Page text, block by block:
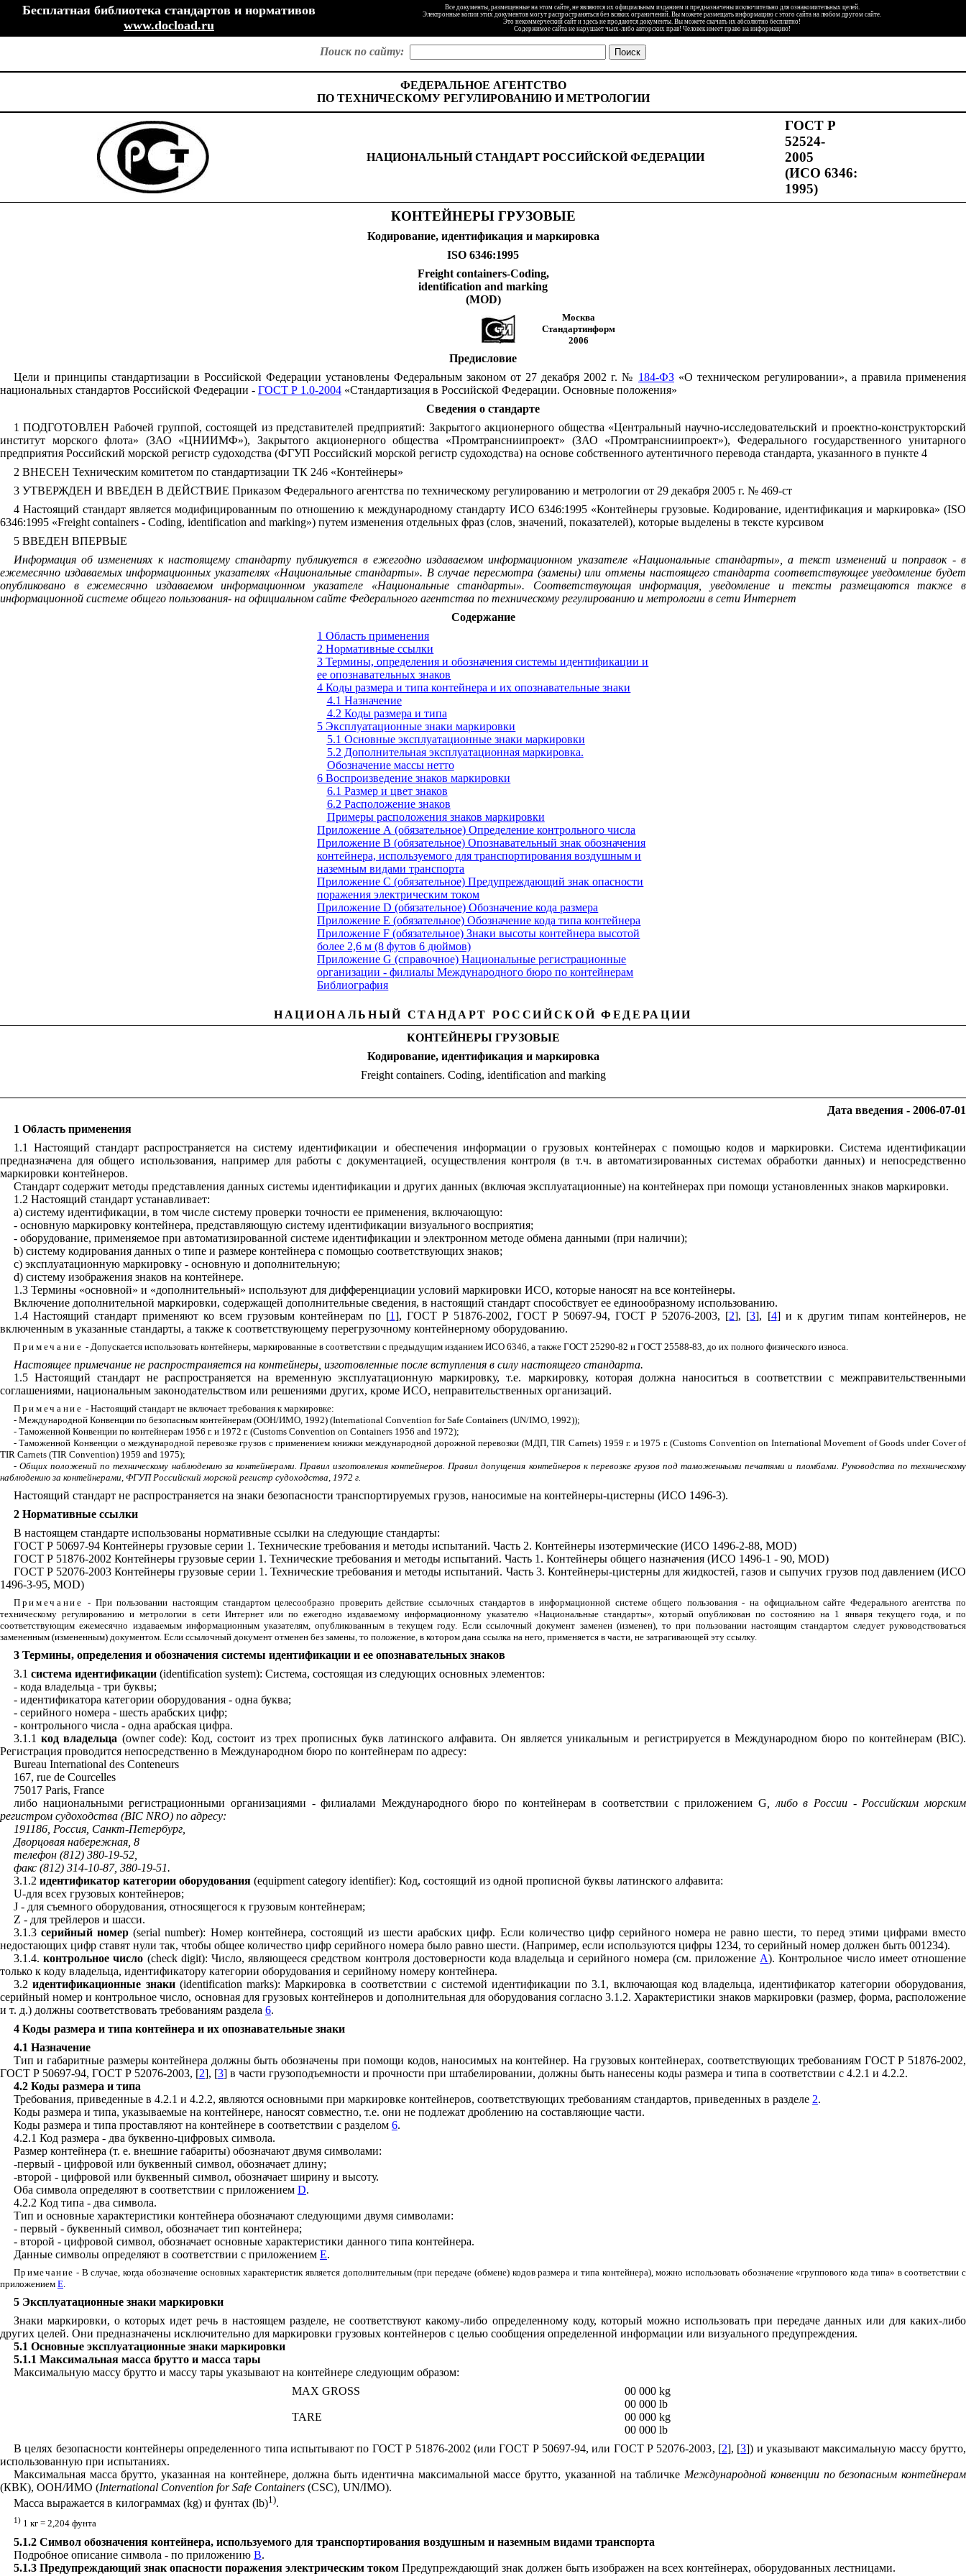
Бесплатная библиотека стандартов и нормативов
www.docload.ru
Все документы, размещенные на этом сайте, не являются их официальным изданием и предназначены исключительно для ознакомительных целей.
Электронные копии этих документов могут распространяться без всяких ограничений. Вы можете размещать информацию с этого сайта на любом другом сайте.
Это некоммерческий сайт и здесь не продаются документы. Вы можете скачать их абсолютно бесплатно!
Содержимое сайта не нарушает чьих-либо авторских прав! Человек имеет право на информацию!
Поиск по сайту:
ФЕДЕРАЛЬНОЕ АГЕНТСТВО
ПО ТЕХНИЧЕСКОМУ РЕГУЛИРОВАНИЮ И МЕТРОЛОГИИ
НАЦИОНАЛЬНЫЙ СТАНДАРТ РОССИЙСКОЙ ФЕДЕРАЦИИ
ГОСТ Р
52524-
2005
(ИСО 6346:
1995)
КОНТЕЙНЕРЫ ГРУЗОВЫЕ
Кодирование, идентификация и маркировка
ISO 6346:1995
Freight containers-Coding,
identification and marking
(MOD)
Москва
Стандартинформ
2006
Предисловие
Цели и принципы стандартизации в Российской Федерации установлены Федеральным законом от 27 декабря 2002 г. № 184-ФЗ«О техническом регулировании», а правила применения
национальных стандартов Российской Федерации - ГОСТ Р 1.0-2004 «Стандартизация в Российской Федерации. Основные положения»
Сведения о стандарте
1 ПОДГОТОВЛЕН Рабочей группой, состоящей из представителей предприятий: Закрытого акционерного общества «Центральный научно-исследовательский и проектно-конструкторский
институт морского флота» (ЗАО «ЦНИИМФ»), Закрытого акционерного общества «Промтрансниипроект» (ЗАО «Промтрансниипроект»), Федерального государственного унитарного
предприятия Российский морской регистр судоходства (ФГУП Российский морской регистр судоходства) на основе собственного аутентичного перевода стандарта, указанного в пункте 4
2 ВНЕСЕН Техническим комитетом по стандартизации ТК 246 «Контейнеры»
3 УТВЕРЖДЕН И ВВЕДЕН В ДЕЙСТВИЕ Приказом Федерального агентства по техническому регулированию и метрологии от 29 декабря 2005 г. № 469-ст
4 Настоящий стандарт является модифицированным по отношению к международному стандарту ИСО 6346:1995 «Контейнеры грузовые. Кодирование, идентификация и маркировка» (ISO
6346:1995 «Freight containers - Coding, identification and marking») путем изменения отдельных фраз (слов, значений, показателей), которые выделены в тексте курсивом
5 ВВЕДЕН ВПЕРВЫЕ
Информация об изменениях к настоящему стандарту публикуется в ежегодно издаваемом информационном указателе «Национальные стандарты», а текст изменений и поправок - в
ежемесячно издаваемых информационных указателях «Национальные стандарты». В случае пересмотра (замены) или отмены настоящего стандарта соответствующее уведомление будет
опубликовано в ежемесячно издаваемом информационном указателе «Национальные стандарты». Соответствующая информация, уведомление и тексты размещаются также в
информационной системе общего пользования- на официальном сайте Федерального агентства по техническому регулированию и метрологии в сети Интернет
Содержание
1 Область применения
2 Нормативные ссылки
3 Термины, определения и обозначения системы идентификации и
ее опознавательных знаков
4 Коды размера и типа контейнера и их опознавательные знаки
4.1 Назначение
4.2 Коды размера и типа
5 Эксплуатационные знаки маркировки
5.1 Основные эксплуатационные знаки маркировки
5.2 Дополнительная эксплуатационная маркировка.
Обозначение массы нетто
6 Воспроизведение знаков маркировки
6.1 Размер и цвет знаков
6.2 Расположение знаков
Примеры расположения знаков маркировки
Приложение А (обязательное) Определение контрольного числа
Приложение В (обязательное) Опознавательный знак обозначения
контейнера, используемого для транспортирования воздушным и
наземным видами транспорта
Приложение С (обязательное) Предупреждающий знак опасности
поражения электрическим током
Приложение D (обязательное) Обозначение кода размера
Приложение Е (обязательное) Обозначение кода типа контейнера
Приложение F (обязательное) Знаки высоты контейнера высотой
более 2,6 м (8 футов 6 дюймов)
Приложение G (справочное) Национальные регистрационные
организации - филиалы Международного бюро по контейнерам
Библиография
НАЦИОНАЛЬНЫЙ СТАНДАРТ РОССИЙСКОЙ ФЕДЕРАЦИИ
КОНТЕЙНЕРЫ ГРУЗОВЫЕ
Кодирование, идентификация и маркировка
Freight containers. Coding, identification and marking
Дата введения - 2006-07-01
1 Область применения
1.1 Настоящий стандарт распространяется на систему идентификации и обеспечения информации о грузовых контейнерах с помощью кодов и маркировки. Система идентификации
предназначена для общего использования, например для работы с документацией, осуществления контроля (в т.ч. в автоматизированных системах обработки данных) и непосредственно
маркировки контейнеров.
Стандарт содержит методы представления данных системы идентификации и других данных (включая эксплуатационные) на контейнерах при помощи установленных знаков маркировки.
1.2 Настоящий стандарт устанавливает:
a) систему идентификации, в том числе систему проверки точности ее применения, включающую:
- основную маркировку контейнера, представляющую систему идентификации визуального восприятия;
- оборудование, применяемое при автоматизированной системе идентификации и электронном методе обмена данными (при наличии);
b) систему кодирования данных о типе и размере контейнера с помощью соответствующих знаков;
c) эксплуатационную маркировку - основную и дополнительную;
d) систему изображения знаков на контейнере.
1.3 Термины «основной» и «дополнительный» используют для дифференциации условий маркировки ИСО, которые наносят на все контейнеры.
Включение дополнительной маркировки, содержащей дополнительные сведения, в настоящий стандарт способствует ее единообразному использованию.
1.4 Настоящий стандарт применяют ко всем грузовым контейнерам по [1], ГОСТ Р 51876-2002, ГОСТ Р 50697-94, ГОСТ Р 52076-2003, [2], [3], [4] и к другим типам контейнеров, не
включенным в указанные стандарты, а также к соответствующему перегрузочному контейнерному оборудованию.
Примечание - Допускается использовать контейнеры, маркированные в соответствии с предыдущим изданием ИСО 6346, а также ГОСТ 25290-82 и ГОСТ 25588-83, до их полного физического износа.
Настоящее примечание не распространяется на контейнеры, изготовленные после вступления в силу настоящего стандарта.
1.5 Настоящий стандарт не распространяется на временную эксплуатационную маркировку, т.е. маркировку, которая должна наноситься в соответствии с межправительственными
соглашениями, национальным законодательством или решениями других, кроме ИСО, неправительственных организаций.
Примечание - Настоящий стандарт не включает требования к маркировке:
- Международной Конвенции по безопасным контейнерам (ООН/ИМО, 1992) (International Convention for Safe Containers(UN/IMO, 1992));
- Таможенной Конвенции по контейнерам 1956 г. и 1972 г. (Customs Convention on Containers 1956 and 1972);
- Таможенной Конвенции о международной перевозке грузов с применением книжки международной дорожной перевозки (МДП,TIR Carnets) 1959 г. и 1975 г. (Customs Convention on International Movement of Goods under Cover of
TIR Carnets (TIR Convention) 1959 and 1975);
- Общих положений по техническому наблюдению за контейнерами. Правил изготовления контейнеров. Правил допущения контейнеров к перевозке грузов под таможенными печатями и пломбами. Руководства по техническому
наблюдению за контейнерами, ФГУП Российский морской регистр судоходства, 1972 г.
Настоящий стандарт не распространяется на знаки безопасности транспортируемых грузов, наносимые на контейнеры-цистерны (ИСО 1496-3).
2 Нормативные ссылки
В настоящем стандарте использованы нормативные ссылки на следующие стандарты:
ГОСТ Р 50697-94Контейнеры грузовые серии 1. Технические требования и методы испытаний. Часть 2. Контейнеры изотермические (ИСО 1496-2-88, MOD)
ГОСТ Р 51876-2002 Контейнеры грузовые серии 1. Технические требования и методы испытаний. Часть 1. Контейнеры общего назначения (ИСО 1496-1 - 90, MOD)
ГОСТ Р 52076-2003 Контейнеры грузовые серии 1. Технические требования и методы испытаний. Часть 3. Контейнеры-цистерны для жидкостей, газов и сыпучих грузов под давлением(ИСО
1496-3-95, MOD)
Примечание - При пользовании настоящим стандартом целесообразно проверить действие ссылочных стандартов в информационной системе общего пользования - на официальном сайте Федерального агентства по
техническому регулированию и метрологии в сети Интернет или по ежегодно издаваемому информационному указателю «Национальные стандарты», который опубликован по состоянию на 1 января текущего года, и по
соответствующим ежемесячно издаваемым информационным указателям, опубликованным в текущем году. Если ссылочный документ заменен (изменен), то при пользовании настоящим стандартом следует руководство­ваться
замененным (измененным) документом. Если ссылочный документ отменен без замены, то положение, в котором дана ссылка на него, применяется в части, не затрагивающей эту ссылку.
3 Термины, определения и обозначения системы идентификации и ее опознавательных знаков
3.1 система идентификации (identification system): Система, состоящая из следующих основных элементов:
- кода владельца - три буквы;
- идентификатора категории оборудования - одна буква;
- серийного номера - шесть арабских цифр;
- контрольного числа - одна арабская цифра.
3.1.1код владельца (owner code): Код, состоит из трех прописных букв латинского алфавита. Он является уникальным и регистрируется в Международном бюро по контейнерам (BIC).
Регистрация проводится непосредственно в Международном бюро по контейнерам по адресу:
Bureau International des Conteneurs
167, rue de Courcelles
75017 Paris, France
либо национальными регистрационными организациями - филиалами Международного бюро по контейнерам в соответствии с приложениемG , либо в России - Российским морским
регистром судоходства (BIC NRO) по адресу:
191186, Россия, Санкт-Петербург,
Дворцовая набережная, 8
телефон (812) 380-19-52,
факс (812) 314-10-87, 380-19-51.
3.1.2 идентификатор категории оборудования (equipment category identifier): Код, состоящий из одной прописной буквы латинского алфавита:
U-для всех грузовых контейнеров;
J - для съемного оборудования, относящегося к грузовым контейнерам;
Z - для трейлеров и шасси.
3.1.3серийный номер (serial number): Номер контейнера, состоящий из шести арабских цифр. Если количество цифр серийного номера не равно шести, то перед этими цифрами вместо
недостающих цифр ставят нули так, чтобы общее количество цифр серийного номера было равно шести. (Например, если используются цифры 1234, то серийный номер должен быть 001234).
3.1.4.контрольное число (check digit): Число, являющееся средством контроля достоверности кода владельца и серийного номера (см. приложение А). Контрольное число имеет отношение
только к коду владельца, идентификатору категории оборудования и серийному номеру контейнера.
3.2идентификационные знаки (identification marks): Маркировка в соответствии с системой идентификации по 3.1, включающая код владельца, идентификатор категории оборудования,
серийный номер и контрольное число, основная для грузовых контейнеров и дополнительная для оборудования согласно 3.1.2. Характеристики знаков маркировки (размер, форма, расположение
и т. д.) должны соответствовать требованиям раздела 6.
4 Коды размера и типа контейнера и их опознавательные знаки
4.1 Назначение
Тип и габаритные размеры контейнера должны быть обозначены при помощи кодов, наносимых на контейнер. На грузовых контейнерах, соответствующих требованиям ГОСТ Р 51876-2002,
ГОСТ Р 50697-94, ГОСТ Р 52076-2003, [2], [3] в части грузоподъемности и прочности при штабелировании, должны быть нанесены коды размера и типа в соответствии с 4.2.1 и 4.2.2.
4.2 Коды размера и типа
Требования, приведенные в 4.2.1 и 4.2.2, являются основными при маркировке контейнеров, соответствующих требованиям стандартов, приведенных в разделе 2.
Коды размера и типа, указываемые на контейнере, наносят совместно, т.е. они не подлежат дроблению на составляющие части.
Коды размера и типа проставляют на контейнере в соответствии с разделом 6.
4.2.1 Код размера - два буквенно-цифровых символа.
Размер контейнера (т. е. внешние габариты) обозначают двумя символами:
-первый - цифровой или буквенный символ, обозначает длину;
-второй - цифровой или буквенный символ, обозначает ширину и высоту.
Оба символа определяют в соответствии с приложением D.
4.2.2 Код типа - два символа.
Тип и основные характеристики контейнера обозначают следующими двумя символами:
- первый - буквенный символ, обозначает тип контейнера;
- второй - цифровой символ, обозначает основные характеристики данного типа контейнера.
Данные символы определяют в соответствии с приложением Е.
Примечание - В случае, когда обозначение основных характеристик является дополнительным (при передаче (обмене) кодов размера и типа контейнера),можно использовать обозначение «группового кода типа» в соответствии с
приложением Е.
5 Эксплуатационные знаки маркировки
Знаки маркировки, о которых идет речь в настоящем разделе, не соответствуют какому-либо определенному коду, который можно использовать при передаче данных или для каких-либо
других целей. Они предназначены исключительно для маркировки грузовых контейнеров с целью сообщения определенной информации или визуального предупреждения.
5.1 Основные эксплуатационные знаки маркировки
5.1.1 Максимальная масса брутто и масса тары
Максимальную массу брутто и массу тары указывают на контейнере следующим образом:
MAX GROSS
00 000 kg
00 000 lb
TARE
00 000 kg
00 000lb
В целях безопасности контейнеры определенного типа испытывают по ГОСТ Р 51876-2002 (илиГОСТ Р 50697-94, или ГОСТ Р 52076-2003, [2], [3]) и указывают максимальную массу брутто,
использованную при испытаниях.
Максимальная масса брутто, указанная на контейнере, должна быть идентична максимальной массе брутто, указанной на табличке Международной конвенции по безопасным контейнерам
(КВК), ООН/ИМО (International Convention for Safe Containers (CSC), UN/IMO).
Масса выражается в килограммах (kg) и фунтах (lb)1).
1)1 кг = 2,204 фунта
5.1.2 Символ обозначения контейнера, используемого для транспортирования воздушным и наземным видами транспорта
Подробное описание символа - по приложению В.
5.1.3 Предупреждающий знак опасности поражения электрическим током Предупреждающий знак должен быть изображен на всех контейнерах, оборудованных лестницами.